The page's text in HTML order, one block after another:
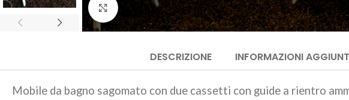
Click to enlarge
DESCRIZIONE INFORMAZIONI
Mobile da bagno sagomato con due cassetti con guide a rientro